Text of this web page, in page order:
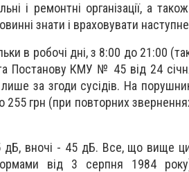
і ремонтні організації, а
знати і враховувати
в робочі дні, з 8:00 до 21:00
Постанову КМУ № 45 від 24
за згоди сусідів. На
грн (при повторних
вночі - 45 дБ. Все, що вище
від 3 серпня 1984